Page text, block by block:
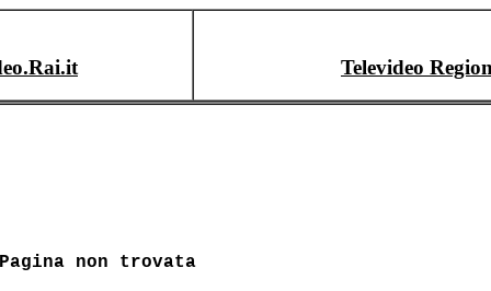
Televideo
Pagina non trovata